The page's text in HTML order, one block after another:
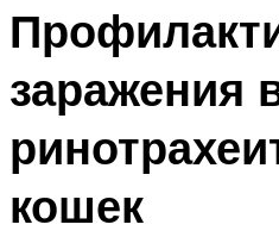
заражения
кошек